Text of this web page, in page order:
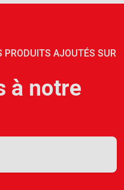
PRODUITS AJOUTÉS SUR
à notre